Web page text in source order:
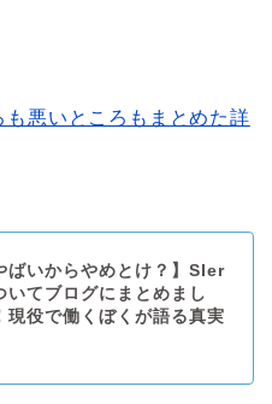
悪いところもまとめた詳
ばいからやめとけ？】SIer
いてブログにまとめまし
現役で働くぼくが語る真実